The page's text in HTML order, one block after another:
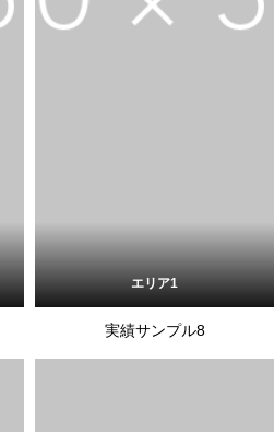
エリア1
実績サンプル8